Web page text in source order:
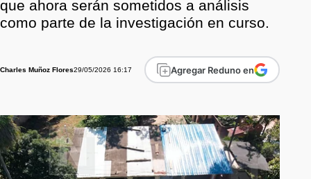
que ahora serán sometidos a análisis
como parte de la investigación en curso.
Charles Muñoz Flores29/05/2026 16:17 Agregar Reduno en